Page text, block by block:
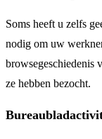
Soms heeft u zelfs
nodig om uw
browsegeschiedenis
ze hebben bezocht.